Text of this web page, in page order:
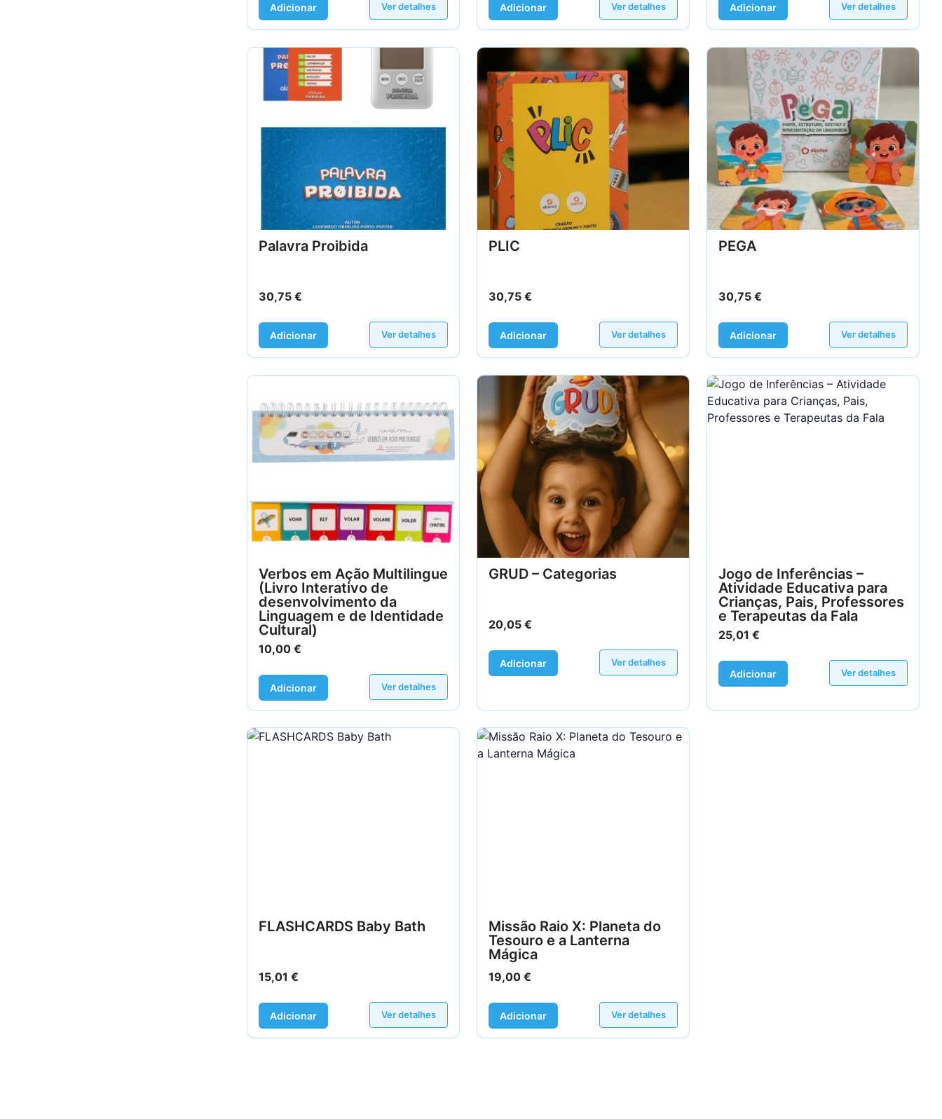
Adicionar Ver detalhes Adicionar Ver detalhes Adicionar Ver detalhes
Palavra Proibida
30,75 €
Adicionar Ver detalhes
PLIC
30,75 €
Adicionar Ver detalhes
PEGA
30,75 €
Adicionar Ver detalhes
Verbos em Ação Multilingue
(Livro Interativo de
desenvolvimento da
Linguagem e de Identidade
Cultural)
10,00 €
Adicionar Ver detalhes
GRUD – Categorias
20,05 €
Adicionar Ver detalhes
Jogo de Inferências –
Atividade Educativa para
Crianças, Pais, Professores
e Terapeutas da Fala
25,01 €
Adicionar Ver detalhes
FLASHCARDS Baby Bath
15,01 €
Adicionar Ver detalhes
Missão Raio X: Planeta do
Tesouro e a Lanterna
Mágica
19,00 €
Adicionar Ver detalhes